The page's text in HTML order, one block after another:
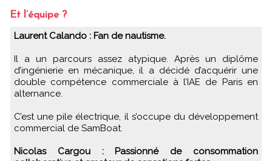
Et l’équipe ?
Laurent Calando : Fan de nautisme.
Il a un parcours assez atypique. Après un diplôme
d’ingénierie en mécanique, il a décidé d’acquérir une
double compétence commerciale à l’IAE de Paris en
alternance.
C’est une pile électrique, il s’occupe du développement
commercial de SamBoat.
Nicolas Cargou : Passionné de consommation